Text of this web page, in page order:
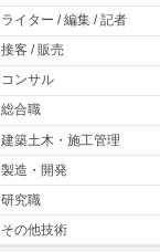
ライター / 編集 / 記者
接客 / 販売
コンサル
総合職
建築土木・施工管理
製造・開発
研究職
その他技術